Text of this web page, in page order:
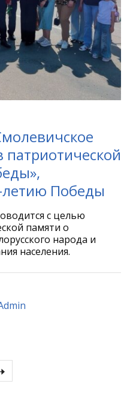
патриотической
летию Победы
с целью
памяти о
народа и
населения.